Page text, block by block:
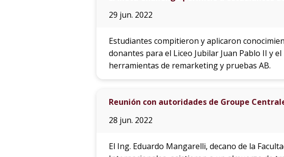
29 jun. 2022
Estudiantes compitieron y aplicaron
donantes para el Liceo Jubilar Juan Pablo II y
herramientas de remarketing y pruebas AB.
Reunión con autoridades de Groupe
28 jun. 2022
El Ing. Eduardo Mangarelli, decano de la